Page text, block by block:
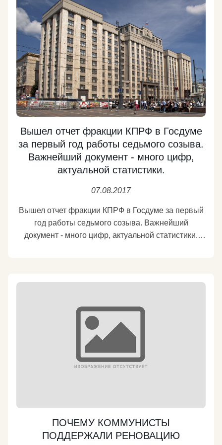
респондентов, положительные ответы дали 16%,
отрицательные — 22% опрошенных. При этом
жизнь в целом устраивает 46% жителей России, об
обратном сказали 25%, еще 27% частично
согласны и с первыми, и со вторыми».
https://regnum.ru/news/2308450.html
Подробнее
Вышел отчет фракции КПРФ в Госдуме
за первый год работы седьмого созыва.
Важнейший документ - много цифр,
актуальной статистики.
07.08.2017
Вышел отчет фракции КПРФ в Госдуме за первый
год работы седьмого созыва. Важнейший
документ - много цифр, актуальной статистики.
повышения акцизов на нефть и газ? - против
зачисления в бюджет нефтегазовых доходов на
уровне 40 долларов за баррель, а все, что свыше,
- передающего в резервные фонды? - против
"закона Тимченко-Ротенберга", освобождающего
"изнуренных" санкциями олигархов от уплаты
ПОЧЕМУ КОММУНИСТЫ
ПОДДЕРЖАЛИ РЕНОВАЦИЮ